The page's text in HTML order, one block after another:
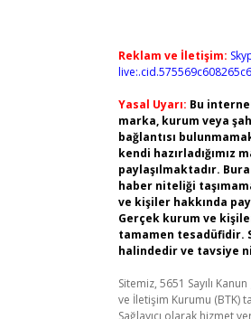
Reklam ve İletişim:
Yasal Uyarı: Bu
marka, kurum veya
bağlantısı
kendi hazırladığımız
paylaşılmaktadır.
haber niteliği
ve kişiler hakkında
Gerçek kurum ve
tamamen tesadüfidir.
halindedir ve tavsiye
Sitemiz, 5651 Sayılı
ve İletişim Kurumu (BTK)
Sağlayıcı olarak hizmet